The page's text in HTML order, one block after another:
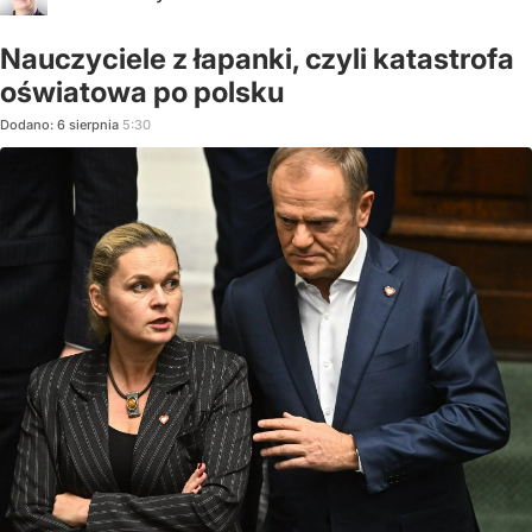
Nauczyciele z łapanki, czyli katastrofa
oświatowa po polsku
Dodano: 6 sierpnia 5:30